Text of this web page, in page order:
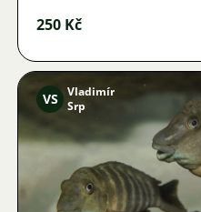
250 Kč
VS
Vladimír
Srp